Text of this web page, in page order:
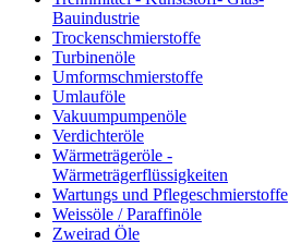
Bauindustrie
Trockenschmierstoffe
Turbinenöle
Umformschmierstoffe
Umlauföle
Vakuumpumpenöle
Verdichteröle
Wärmeträgeröle -
Wärmeträgerflüssigkeiten
Wartungs und Pflegeschmierstoffe
Weissöle / Paraffinöle
Zweirad Öle